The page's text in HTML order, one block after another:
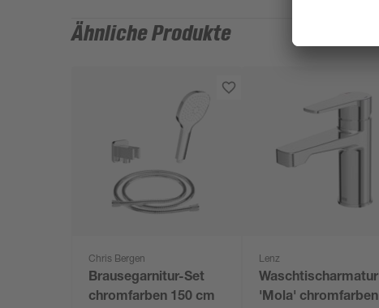
Ähnliche Produkte
Chris Bergen
Brausegarnitur-Set
chromfarben 150 cm
Lenz
Waschtischarmatur
'Mola' chromfarben